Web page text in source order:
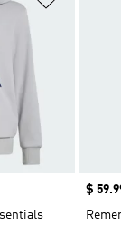
$